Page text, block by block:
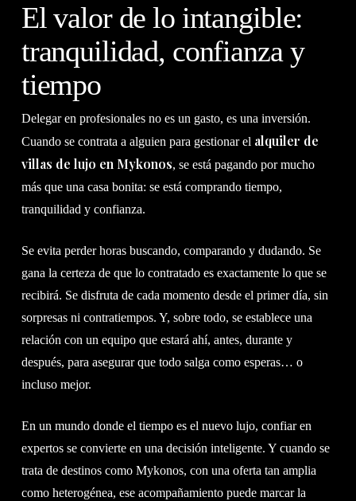
El valor de lo intangible:
tranquilidad, confianza y
tiempo
Delegar en profesionales no es un gasto, es una inversión.
Cuando se contrata a alguien para gestionar el alquiler de
villas de lujo en Mykonos, se está pagando por mucho
más que una casa bonita: se está comprando tiempo,
tranquilidad y confianza.
Se evita perder horas buscando, comparando y dudando. Se
gana la certeza de que lo contratado es exactamente lo que se
recibirá. Se disfruta de cada momento desde el primer día, sin
sorpresas ni contratiempos. Y, sobre todo, se establece una
relación con un equipo que estará ahí, antes, durante y
después, para asegurar que todo salga como esperas… o
incluso mejor.
En un mundo donde el tiempo es el nuevo lujo, confiar en
expertos se convierte en una decisión inteligente. Y cuando se
trata de destinos como Mykonos, con una oferta tan amplia
como heterogénea, ese acompañamiento puede marcar la